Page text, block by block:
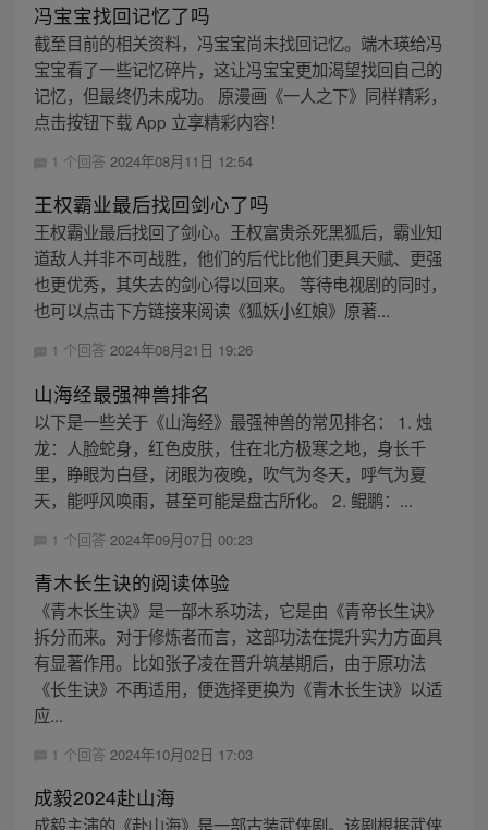
冯宝宝找回记忆了吗
截至目前的相关资料，冯宝宝尚未找回记忆。端木瑛给冯
宝宝看了一些记忆碎片，这让冯宝宝更加渴望找回自己的
记忆，但最终仍未成功。 原漫画《一人之下》同样精彩，
点击按钮下载 App 立享精彩内容！
1 个回答 2024年08月11日 12:54
王权霸业最后找回剑心了吗
王权霸业最后找回了剑心。王权富贵杀死黑狐后，霸业知
道敌人并非不可战胜，他们的后代比他们更具天赋、更强
也更优秀，其失去的剑心得以回来。 等待电视剧的同时，
也可以点击下方链接来阅读《狐妖小红娘》原著...
1 个回答 2024年08月21日 19:26
山海经最强神兽排名
以下是一些关于《山海经》最强神兽的常见排名： 1. 烛
龙：人脸蛇身，红色皮肤，住在北方极寒之地，身长千
里，睁眼为白昼，闭眼为夜晚，吹气为冬天，呼气为夏
天，能呼风唤雨，甚至可能是盘古所化。 2. 鲲鹏：...
1 个回答 2024年09月07日 00:23
青木长生诀的阅读体验
《青木长生诀》是一部木系功法，它是由《青帝长生诀》
拆分而来。对于修炼者而言，这部功法在提升实力方面具
有显著作用。比如张子凌在晋升筑基期后，由于原功法
《长生诀》不再适用，便选择更换为《青木长生诀》以适
应...
1 个回答 2024年10月02日 17:03
成毅2024赴山海
成毅主演的《赴山海》是一部古装武侠剧。该剧根据武侠